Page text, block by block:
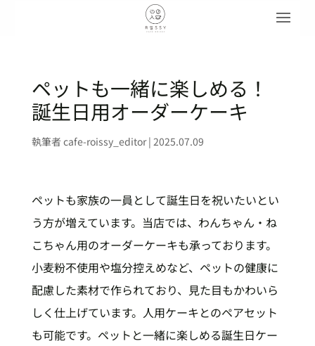
ペットも一緒に楽しめる！
誕生日用オーダーケーキ
執筆者cafe-roissy_editor| 2025.07.09
ペットも家族の一員として誕生日を祝いたいとい
う方が増えています。当店では、わんちゃん・ね
こちゃん用のオーダーケーキも承っております。
小麦粉不使用や塩分控えめなど、ペットの健康に
配慮した素材で作られており、見た目もかわいら
しく仕上げています。人用ケーキとのペアセット
も可能です。ペットと一緒に楽しめる誕生日ケー